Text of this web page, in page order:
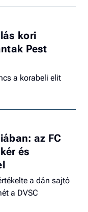
kori
Pest
a korabeli elit
az FC
és
a dán sajtó
a DVSC